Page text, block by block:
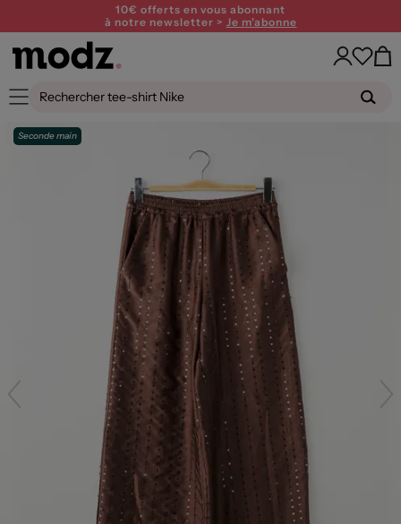
10€ offerts en vous abonnant
à notre newsletter > Je m'abonne
Seconde main